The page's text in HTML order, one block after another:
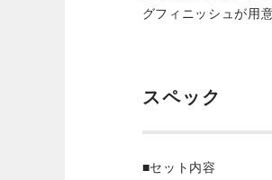
グフィニッシュが用
スペック
■セット内容